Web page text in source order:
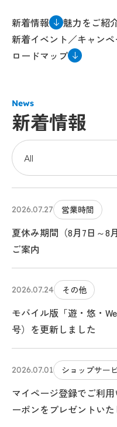
新着情報
魅力をご紹
新着イベント／キャンペ
ロードマップ
News
新着情報
2026.07.27 営業時間
夏休み期間（8月7日～8
ご案内
2026.07.24 その他
モバイル版「遊・悠・
号）を更新しました
2026.07.01 ショップサー
マイページ登録でご利
ーポンをプレゼントい